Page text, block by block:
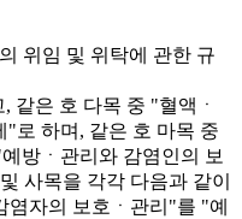
위임 및 위탁에 관한 규
같은 호 다목 중 "혈액ㆍ
로 하며, 같은 호 마목 중
방ㆍ관리와 감염인의 보
사목을 각각 다음과 같이
염자의 보호ㆍ관리"를 "예